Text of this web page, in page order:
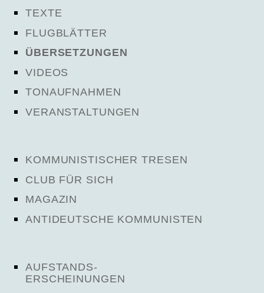
TEXTE
FLUGBLÄTTER
ÜBERSETZUNGEN
VIDEOS
TONAUFNAHMEN
VERANSTALTUNGEN
KOMMUNISTISCHER TRESEN
CLUB FÜR SICH
MAGAZIN
ANTIDEUTSCHE KOMMUNISTEN
AUFSTANDS-
ERSCHEINUNGEN